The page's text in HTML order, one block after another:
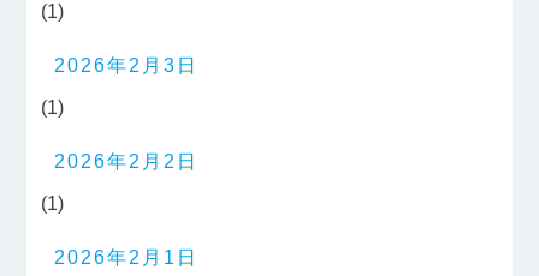
(1)
2026年2月3日
(1)
2026年2月2日
(1)
2026年2月1日